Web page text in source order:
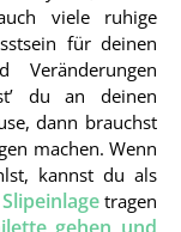
viele ruhige
für deinen
du an deinen
dann brauchst
machen. Wenn
kannst du als
tragen